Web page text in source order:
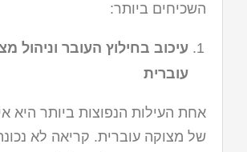
השכיחים ביותר:
עיכוב בחילוץ העובר וניהול
עוברית
אחת העילות הנפוצות ביותר היא
של מצוקה עוברית. קריאה לא